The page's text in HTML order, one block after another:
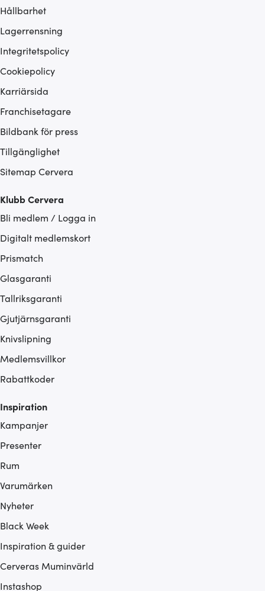
Hållbarhet
Lagerrensning
Integritetspolicy
Cookiepolicy
Karriärsida
Franchisetagare
Bildbank för press
Tillgänglighet
Sitemap Cervera
Klubb Cervera
Bli medlem / Logga in
Digitalt medlemskort
Prismatch
Glasgaranti
Tallriksgaranti
Gjutjärnsgaranti
Knivslipning
Medlemsvillkor
Rabattkoder
Inspiration
Kampanjer
Presenter
Rum
Varumärken
Nyheter
Black Week
Inspiration & guider
Cerveras Muminvärld
Instashop